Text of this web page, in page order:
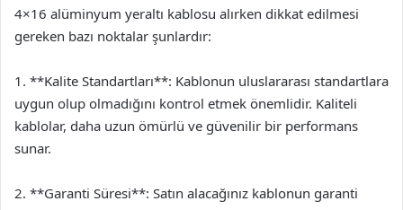
4×16 alüminyum yeraltı kablosu alırken dikkat edilmesi
gereken bazı noktalar şunlardır:
1. **Kalite Standartları**: Kablonun uluslararası standartlara
uygun olup olmadığını kontrol etmek önemlidir. Kaliteli
kablolar, daha uzun ömürlü ve güvenilir bir performans
sunar.
2. **Garanti Süresi**: Satın alacağınız kablonun garanti